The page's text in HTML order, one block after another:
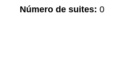
Número de suites: 0